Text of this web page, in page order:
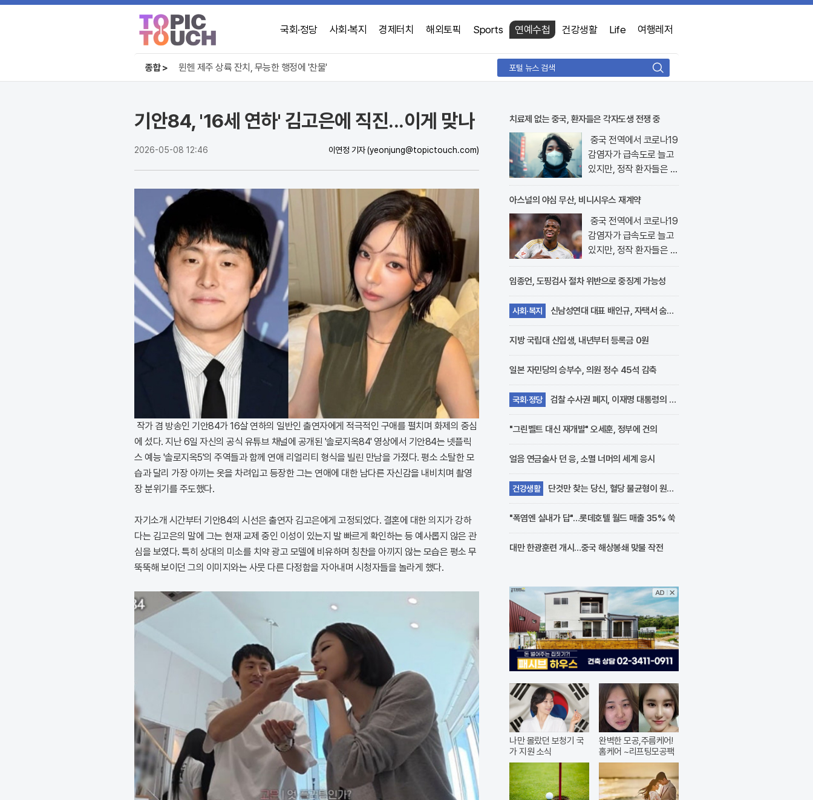
검
색
국회·정당 사회·복지 경제터치 해외토픽 Sports 연예수첩 건강생활 Life 여행레저
종합 >
치료제 없는 중국, 환자들은 각자도생 전쟁 중
뮌헨 제주 상륙 잔치, 무능한 행정에 '찬물'
무더위 쉼터의 진화, 광화문 해피소 이달 말까지 연장
기안84, '16세 연하' 김고은에 직진...이게 맞나
2026-05-08 12:46 이연정 기자 (yeonjung@topictouch.com)
작가 겸 방송인 기안84가 16살 연하의 일반인 출연자에게 적극적인 구애를 펼치며 화제의 중심
에 섰다. 지난 6일 자신의 공식 유튜브 채널에 공개된 '솔로지옥84' 영상에서 기안84는 넷플릭
스 예능 '솔로지옥5'의 주역들과 함께 연애 리얼리티 형식을 빌린 만남을 가졌다. 평소 소탈한 모
습과 달리 가장 아끼는 옷을 차려입고 등장한 그는 연애에 대한 남다른 자신감을 내비치며 촬영
장 분위기를 주도했다.
자기소개 시간부터 기안84의 시선은 출연자 김고은에게 고정되었다. 결혼에 대한 의지가 강하
다는 김고은의 말에 그는 현재 교제 중인 이성이 있는지 발 빠르게 확인하는 등 예사롭지 않은 관
심을 보였다. 특히 상대의 미소를 치약 광고 모델에 비유하며 칭찬을 아끼지 않는 모습은 평소 무
뚝뚝해 보이던 그의 이미지와는 사뭇 다른 다정함을 자아내며 시청자들을 놀라게 했다.
치료제 없는 중국, 환자들은 각자도생 전쟁 중
중국 전역에서 코로나19
감염자가 급속도로 늘고
있지만, 정작 환자들은 생
명줄과 다름없는 치료제
를 구하지 못해 발을 동동
보건당국의 발표에 따르..
아스널의 야심 무산, 비니시우스 재계약
중국 전역에서 코로나19
감염자가 급속도로 늘고
있지만, 정작 환자들은 생
명줄과 다름없는 치료제
를 구하지 못해 발을 동동
구르고 있다. 최근 중국
보건당국의 발표에 따르..
임종언, 도핑검사 절차 위반으로 중징계 가능성
사회·복지
신남성연대 대표 배인규, 자택서 숨진
채 발견
지방 국립대 신입생, 내년부터 등록금 0원
일본 자민당의 승부수, 의원 정수 45석 감축
국회·정당
검찰 수사권 폐지, 이재명 대통령의 지
시
"그린벨트 대신 재개발" 오세훈, 정부에 건의
얼음 연금술사 던 응, 소멸 너머의 세계 응시
건강생활
단것만 찾는 당신, 혈당 불균형이 원인
일 수도
"폭염엔 실내가 답"…롯데호텔 월드 매출 35% 쑥
대만 한광훈련 개시…중국 해상봉쇄 맞불 작전
나만 몰랐던 보청기 국
가 지원 소식
완벽한 모공,주름케어!
홈케어 ~리프팅모공팩